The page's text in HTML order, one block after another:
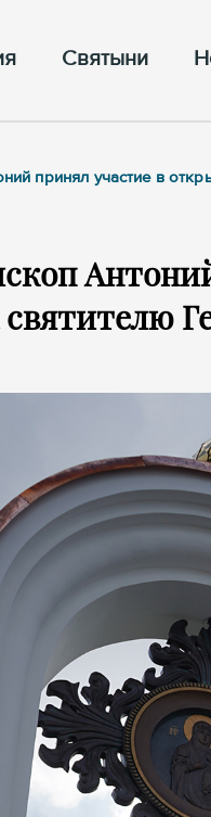
Cвятыни
принял участие в